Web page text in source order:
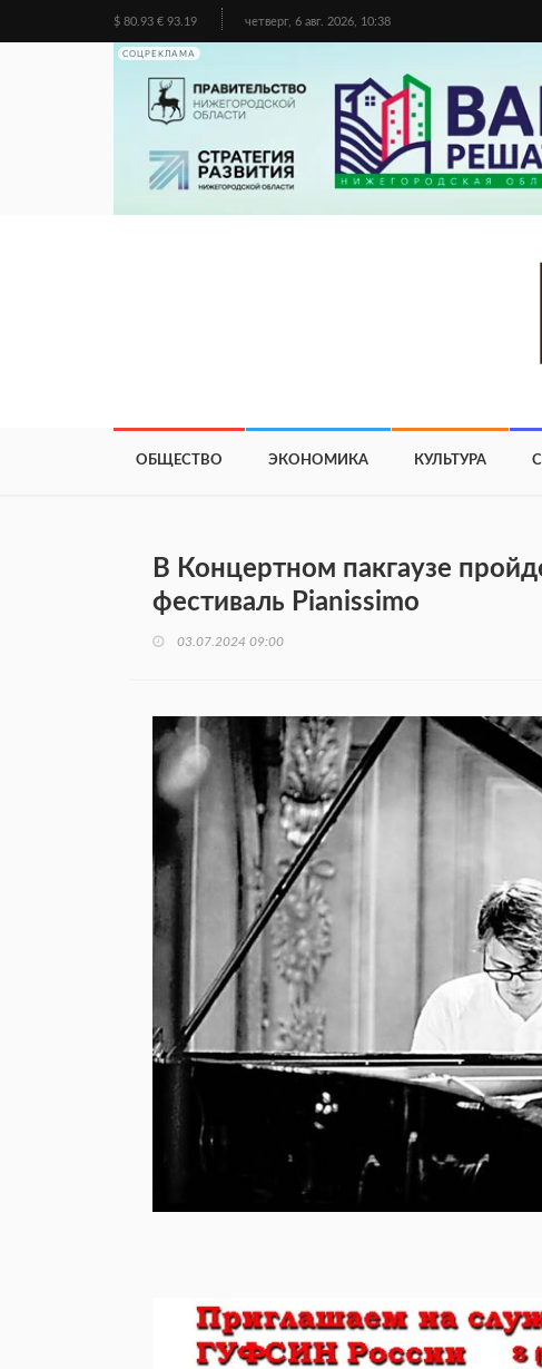
$ 80.93 € 93.19 четверг, 6 авг. 2026, 10:38
СОЦРЕКЛАМА
ОБЩЕСТВО ЭКОНОМИКА КУЛЬТУРА
В Концертном пакгаузе
фестиваль Pianissimo
03.07.2024 09:00